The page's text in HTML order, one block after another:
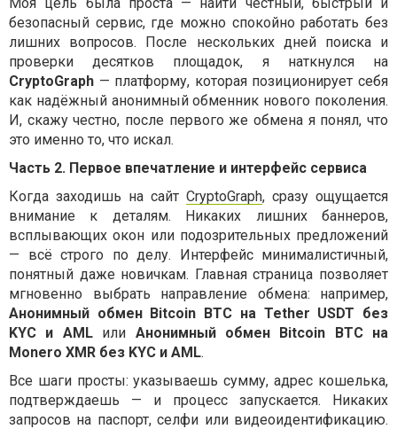
безопасный сервис, где можно спокойно работать без
лишних вопросов. После нескольких дней поиска и
проверки десятков площадок, я наткнулся на
CryptoGraph — платформу, которая позиционирует себя
как надёжный анонимный обменник нового поколения.
И, скажу честно, после первого же обмена я понял, что
это именно то, что искал.
Часть 2. Первое впечатление и интерфейс сервиса
Когда заходишь на сайт CryptoGraph, сразу ощущается
внимание к деталям. Никаких лишних баннеров,
всплывающих окон или подозрительных предложений
— всё строго по делу. Интерфейс минималистичный,
понятный даже новичкам. Главная страница позволяет
мгновенно выбрать направление обмена: например,
Анонимный обмен Bitcoin BTC на Tether USDT без
KYC и AMLили Анонимный обмен Bitcoin BTC на
Monero XMR без KYC и AML.
Все шаги просты: указываешь сумму, адрес кошелька,
подтверждаешь — и процесс запускается. Никаких
запросов на паспорт, селфи или видеоидентификацию.